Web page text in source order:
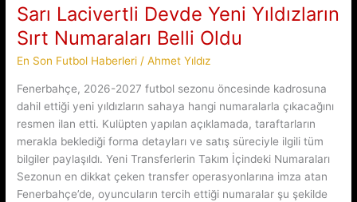
Sarı Lacivertli Devde Yeni Yıldızların
Sırt Numaraları Belli Oldu
En Son Futbol Haberleri /Ahmet Yıldız
Fenerbahçe, 2026-2027 futbol sezonu öncesinde kadrosuna
dahil ettiği yeni yıldızların sahaya hangi numaralarla çıkacağını
resmen ilan etti. Kulüpten yapılan açıklamada, taraftarların
merakla beklediği forma detayları ve satış süreciyle ilgili tüm
bilgiler paylaşıldı. Yeni Transferlerin Takım İçindeki Numaraları
Sezonun en dikkat çeken transfer operasyonlarına imza atan
Fenerbahçe’de, oyuncuların tercih ettiği numaralar şu şekilde